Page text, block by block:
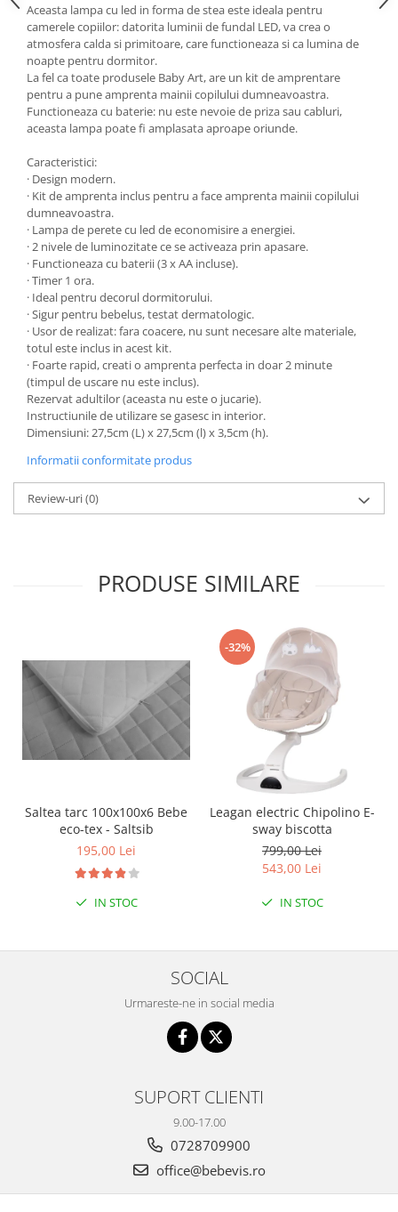
Lampi de veghe
Mobilier Birou
Saltele de infasat
Scaun masa copii
La plimbare
Biciclete
Biciclete copii cu roti 10 inch (2-4
ani)
Biciclete copii cu roti 12 inch (3-6
ani)
Biciclete copii cu roti 14 inch (3-7
ani)
Biciclete copii cu roti 16 inch (4-9
ani)
Biciclete copii cu roti 20 inch
Biciclete cu roti 24 inch
Biciclete cu roti 26 inch
Biciclete cu roti 27 inch
Triciclete copii si adulti
Masinute fara pedale
Masinute si motociclete electrice
Skateboard
Scaune de biciclete copii
Baita, Igiena, Siguranta
Baie
Olite
Seturi de hranire
Joaca si sport exterior
Trambuline
Centre de joaca exterior
Corturi si casute copii
Benzi de Alergare
Aceasta lampa cu led in forma de stea este ideala pentru
camerele copiilor: datorita luminii de fundal LED, va crea o
atmosfera calda si primitoare, care functioneaza si ca lumina de
noapte pentru dormitor.
La fel ca toate produsele Baby Art, are un kit de amprentare
pentru a pune amprenta mainii copilului dumneavoastra.
Functioneaza cu baterie: nu este nevoie de priza sau cabluri,
aceasta lampa poate fi amplasata aproape oriunde.
Caracteristici:
· Design modern.
· Kit de amprenta inclus pentru a face amprenta mainii copilului
dumneavoastra.
· Lampa de perete cu led de economisire a energiei.
· 2 nivele de luminozitate ce se activeaza prin apasare.
· Functioneaza cu baterii (3 x AA incluse).
· Timer 1 ora.
· Ideal pentru decorul dormitorului.
· Sigur pentru bebelus, testat dermatologic.
· Usor de realizat: fara coacere, nu sunt necesare alte materiale,
totul este inclus in acest kit.
· Foarte rapid, creati o amprenta perfecta in doar 2 minute
(timpul de uscare nu este inclus).
Rezervat adultilor (aceasta nu este o jucarie).
Instructiunile de utilizare se gasesc in interior.
Dimensiuni: 27,5cm (L) x 27,5cm (l) x 3,5cm (h).
Informatii conformitate produs
Review-uri(0)
PRODUSE SIMILARE
Saltea tarc 100x100x6 Bebe
eco-tex - Saltsib
195,00 Lei
IN STOC
-32%
Leagan electric Chipolino E-
sway biscotta
799,00 Lei
543,00 Lei
IN STOC
SOCIAL
Urmareste-ne in social media
SUPORT CLIENTI
9.00-17.00
0728709900
office@bebevis.ro